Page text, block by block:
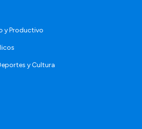
y Productivo
y Cultura